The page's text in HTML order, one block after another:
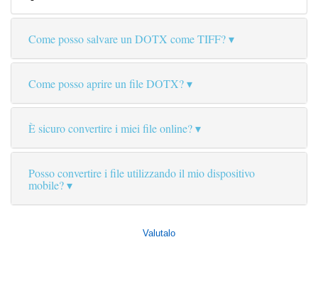
Come posso salvare un DOTX come TIFF?
Come posso aprire un file DOTX?
È sicuro convertire i miei file online?
Posso convertire i file utilizzando il mio dispositivo
mobile?
Valutalo